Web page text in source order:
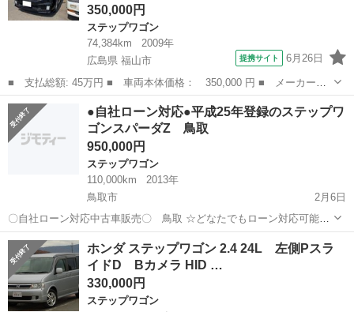
350,000円
ステップワゴン
74,384km
2009年
広島県 福山市
提携サイト 6月26日
■ 支払総額: 45万円 ■ 車両本体価格： 350,000 円 ■ メーカー
名： ホンダ ■ 車種名： ステップワゴン ■ グレード名： スパ
ーダＳ ＨＤＤナビ スマートスタイルＥＤ バックカメラ ナビ
ＴＶ クリアラン...
広島 ステップワゴン
●自社ローン対応●平成25年登録のステップワ
ゴンスパーダZ 鳥取
950,000円
ステップワゴン
110,000km
2013年
鳥取市
2月6日
〇自社ローン対応中古車販売〇 鳥取 ☆どなたでもローン対応可能
☆ １、勤続年数の短い方や自営業の方 ２、パートを
される主婦の方や派遣社員の方 ３、自己破産等をされた方やローンが
組めない方 ４、他...
鳥取 鳥取市 ステップワゴン 車両
ホンダ ステップワゴン 2.4 24L 左側Pスラ
イドD Bカメラ HID …
330,000円
ステップワゴン